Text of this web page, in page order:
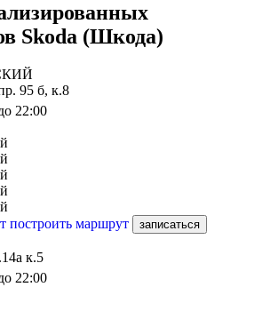
Skoda (Шкода)
95 б, к.8
22:00
построить маршрут записаться
к.5
22:00